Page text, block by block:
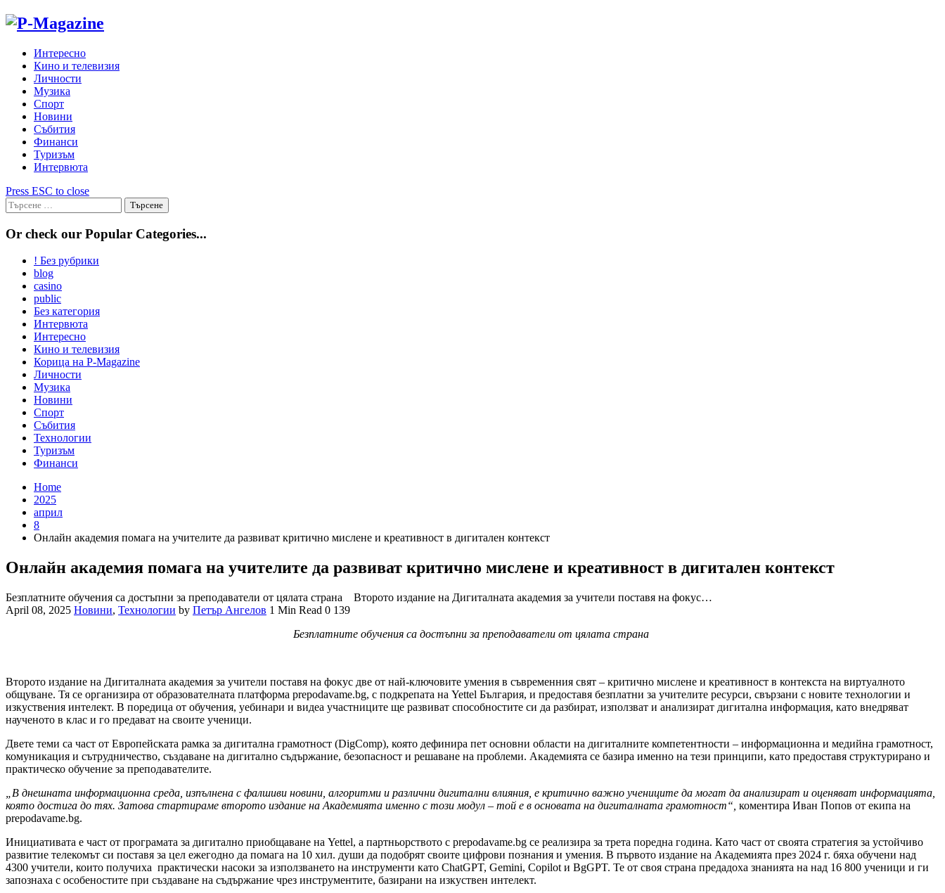
Skip
Интересно
Кино и телевизия
Личности
Музика
Спорт
Новини
Събития
Финанси
Туризъм
Интервюта
Press ESC to close
Търсене
за:
Or check our Popular Categories...
! Без рубрики
blog
casino
public
Без категория
Интервюта
Интересно
Кино и телевизия
Корица на P-Magazine
Личности
Музика
Новини
Спорт
Събития
Технологии
Туризъм
Финанси
Home
2025
април
8
Онлайн академия помага на учителите да развиват критично мислене и креативност в дигитален контекст
Онлайн академия помага на учителите да развиват критично мислене и креативност в дигитален контекст
Безплатните обучения сa достъпни за преподаватели от цялата страна Второто издание на Дигиталната академия за учители поставя на фокус…
April 08, 2025 Новини, Технологии by Петър Ангелов 1 Min Read 0 139
Безплатните обучения сa достъпни за преподаватели от цялата страна
Второто издание на Дигиталната академия за учители поставя на фокус две от най-ключовите умения в съвременния свят – критично мислене и креативност в контекста на виртуалното
общуване. Тя се организира от образователната платформа prepodavame.bg, с подкрепата на Yettel България, и предоставя безплатни за учителите ресурси, свързани с новите технологии и
изкуствения интелект. В поредица от обучения, уебинари и видеа участниците ще развиват способностите си да разбират, използват и анализират дигитална информация, като внедряват
наученото в клас и го предават на своите ученици.
Двете теми са част от Европейската рамка за дигитална грамотност (DigComp), която дефинира пет основни области на дигиталните компетентности – информационна и медийна грамотност,
комуникация и сътрудничество, създаване на дигитално съдържание, безопасност и решаване на проблеми. Академията се базира именно на тези принципи, като предоставя структурирано и
практическо обучение за преподавателите.
„В днешната информационна среда, изпълнена с фалшиви новини, алгоритми и различни дигитални влияния, е критично важно учениците да могат да анализират и оценяват информацията,
която достигa до тях. Затова стартираме второто издание на Академията именно с този модул – той е в основата на дигиталната грамотност“, коментира Иван Попов от екипа на
prepodavame.bg.
Инициативата е част от програмата за дигитално приобщаване на Yettel, а партньорството с prepodavame.bg се реализира за трета поредна година. Като част от своята стратегия за устойчиво
развитие телекомът си поставя за цел ежегодно да помага на 10 хил. души да подобрят своите цифрови познания и умения. В първото издание на Академията през 2024 г. бяха обучени над
4300 учители, които получиха практически насоки за използването на инструменти като ChatGPT, Gemini, Copilot и BgGPT. Те от своя страна предадоха знанията на над 16 800 ученици и ги
запознаха с особеностите при създаване на съдържание чрез инструментите, базирани на изкуствен интелект.